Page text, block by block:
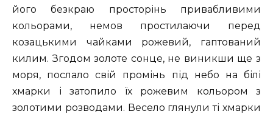
його безкраю просторінь привабливими
кольорами, немов простилаючи перед
козацькими чайками рожевий, гаптований
килим. Згодом золоте сонце, не виникши ще з
моря, послало свій промінь під небо на білі
хмарки і затопило їх рожевим кольором з
золотими розводами. Весело глянули ті хмарки